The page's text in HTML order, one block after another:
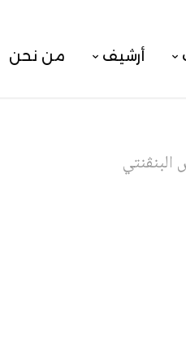
أرشيف من نحن
البنڤنتي